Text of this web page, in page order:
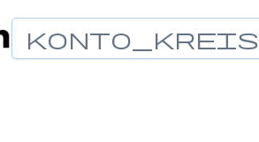
Konto_Kreis